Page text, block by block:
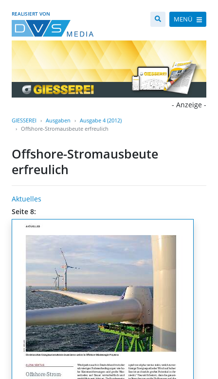
REALISIERT VON
MENÜ
- Anzeige -
GIESSEREI Ausgaben
Ausgabe 4 (2012)
Offshore-Stromausbeute erfreulich
Offshore-Stromausbeute
erfreulich
Aktuelles
Seite 8: